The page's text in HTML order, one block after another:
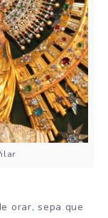
orar, sepa que